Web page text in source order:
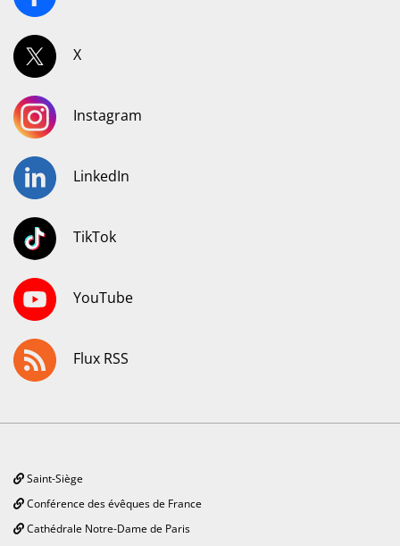
X
Instagram
LinkedIn
TikTok
YouTube
Flux RSS
Saint-Siège
Conférence des évêques de France
Cathédrale Notre-Dame de Paris